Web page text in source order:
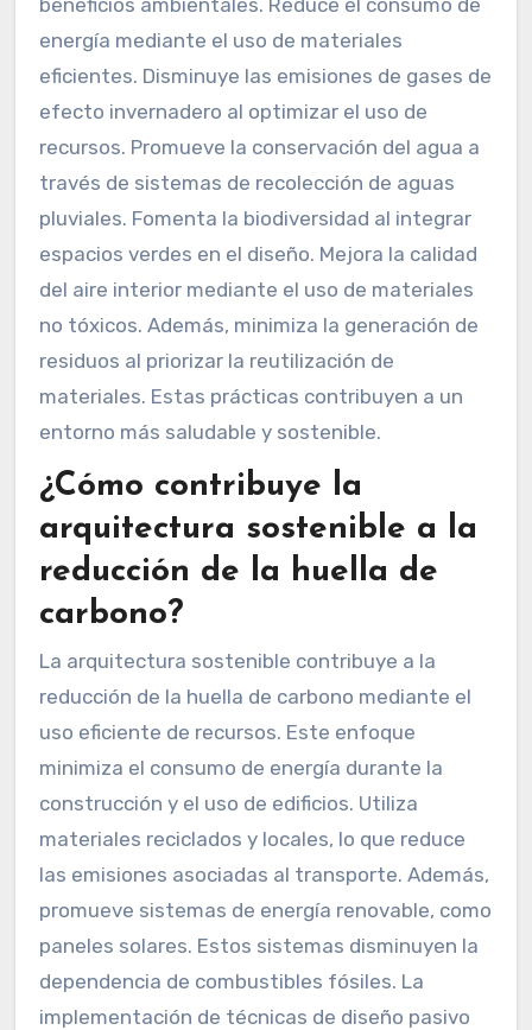
energía mediante el uso de materiales
eficientes. Disminuye las emisiones de gases de
efecto invernadero al optimizar el uso de
recursos. Promueve la conservación del agua a
través de sistemas de recolección de aguas
pluviales. Fomenta la biodiversidad al integrar
espacios verdes en el diseño. Mejora la calidad
del aire interior mediante el uso de materiales
no tóxicos. Además, minimiza la generación de
residuos al priorizar la reutilización de
materiales. Estas prácticas contribuyen a un
entorno más saludable y sostenible.
¿Cómo contribuye la
arquitectura sostenible a la
reducción de la huella de
carbono?
La arquitectura sostenible contribuye a la
reducción de la huella de carbono mediante el
uso eficiente de recursos. Este enfoque
minimiza el consumo de energía durante la
construcción y el uso de edificios. Utiliza
materiales reciclados y locales, lo que reduce
las emisiones asociadas al transporte. Además,
promueve sistemas de energía renovable, como
paneles solares. Estos sistemas disminuyen la
dependencia de combustibles fósiles. La
implementación de técnicas de diseño pasivo